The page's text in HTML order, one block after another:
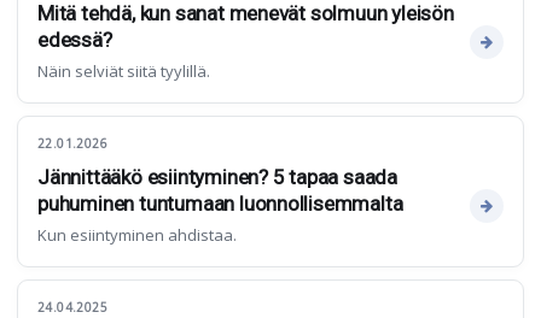
Mitä tehdä, kun sanat menevät solmuun yleisön
edessä?
Näin selviät siitä tyylillä.
22.01.2026
Jännittääkö esiintyminen? 5 tapaa saada
puhuminen tuntumaan luonnollisemmalta
Kun esiintyminen ahdistaa.
24.04.2025